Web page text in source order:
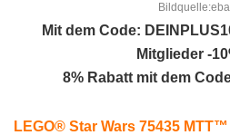
Mit dem Code:
Mitglieder -
8% Rabatt mit dem
LEGO® Star Wars 75435